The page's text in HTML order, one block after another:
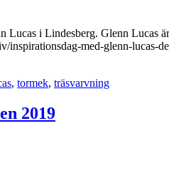
i Lindesberg. Glenn Lucas
med-glenn-lucas-
, tormek, träsvarvning
2019